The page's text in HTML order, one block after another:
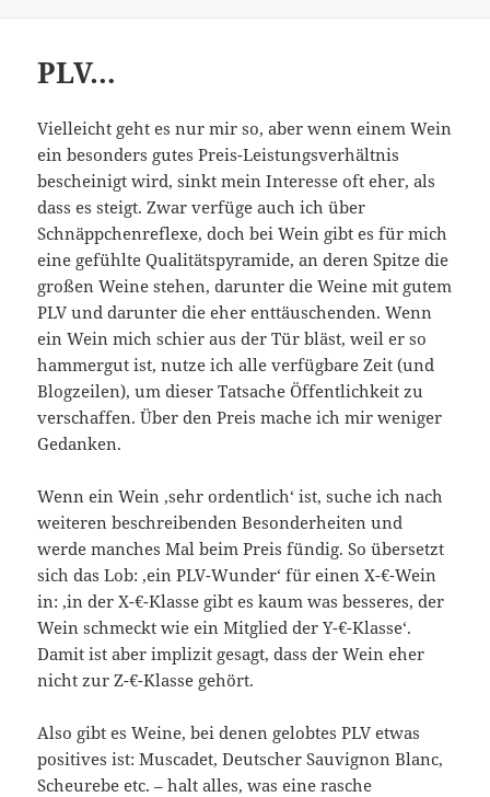
PLV…
Vielleicht geht es nur mir so, aber wenn einem Wein
ein besonders gutes Preis-Leistungsverhältnis
bescheinigt wird, sinkt mein Interesse oft eher, als
dass es steigt. Zwar verfüge auch ich über
Schnäppchenreflexe, doch bei Wein gibt es für mich
eine gefühlte Qualitätspyramide, an deren Spitze die
großen Weine stehen, darunter die Weine mit gutem
PLV und darunter die eher enttäuschenden. Wenn
ein Wein mich schier aus der Tür bläst, weil er so
hammergut ist, nutze ich alle verfügbare Zeit (und
Blogzeilen), um dieser Tatsache Öffentlichkeit zu
verschaffen. Über den Preis mache ich mir weniger
Gedanken.
Wenn ein Wein ‚sehr ordentlich‘ ist, suche ich nach
weiteren beschreibenden Besonderheiten und
werde manches Mal beim Preis fündig. So übersetzt
sich das Lob: ‚ein PLV-Wunder‘ für einen X-€-Wein
in: ‚in der X-€-Klasse gibt es kaum was besseres, der
Wein schmeckt wie ein Mitglied der Y-€-Klasse‘.
Damit ist aber implizit gesagt, dass der Wein eher
nicht zur Z-€-Klasse gehört.
Also gibt es Weine, bei denen gelobtes PLV etwas
positives ist: Muscadet, Deutscher Sauvignon Blanc,
Scheurebe etc. – halt alles, was eine rasche